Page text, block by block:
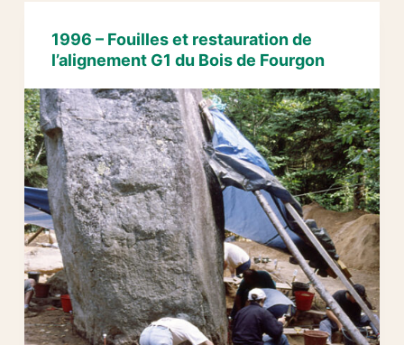
de
l’alignement
du
Bois
de
Fourgon
–
Avrillé
(Vendée)
1996 – Fouilles et restauration de
l’alignement G1 du Bois de Fourgon